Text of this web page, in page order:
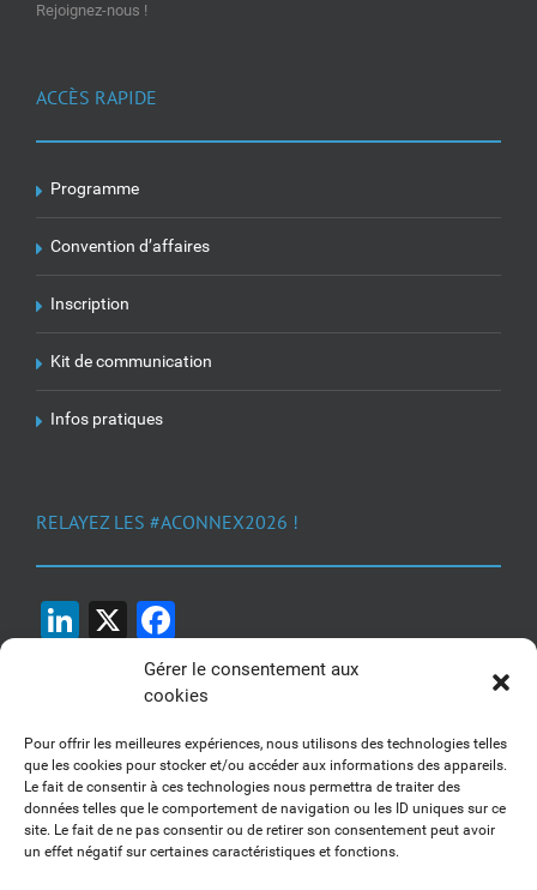
Gérer le consentement aux
cookies
Pour offrir les meilleures expériences, nous utilisons des technologies telles
que les cookies pour stocker et/ou accéder aux informations des appareils.
Le fait de consentir à ces technologies nous permettra de traiter des
données telles que le comportement de navigation ou les ID uniques sur ce
site. Le fait de ne pas consentir ou de retirer son consentement peut avoir
un effet négatif sur certaines caractéristiques et fonctions.
Rejoignez-nous !
ACCÈS RAPIDE
Programme
Convention d’affaires
Inscription
Kit de communication
Infos pratiques
RELAYEZ LES #ACONNEX2026 !
LinkedIn
X
1, 2, 3... Buzzez !
Découvrez nos kits communication